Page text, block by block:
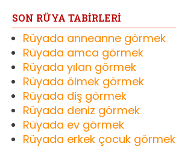
SON RÜYA TABİRLERİ
Rüyada anneanne görmek
Rüyada amca görmek
Rüyada yılan görmek
Rüyada ölmek görmek
Rüyada diş görmek
Rüyada deniz görmek
Rüyada ev görmek
Rüyada erkek çocuk görmek